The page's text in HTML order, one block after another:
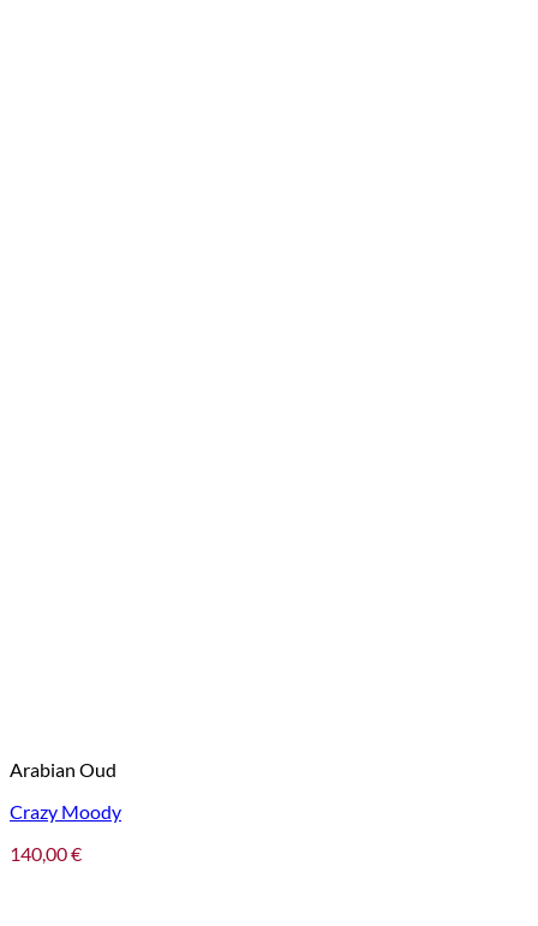
Arabian Oud
Crazy Moody
140,00€